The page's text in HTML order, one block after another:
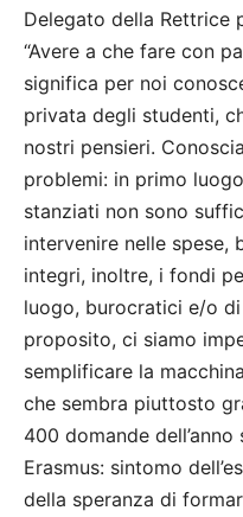
Delegato della Rettrice
“Avere a che fare con
significa per noi
privata degli studenti,
nostri pensieri.
problemi: in primo
stanziati non sono
intervenire nelle spese,
integri, inoltre, i fondi
luogo, burocratici e/o
proposito, ci siamo
semplificare la
che sembra piuttosto
400 domande
Erasmus: sintomo
della speranza di